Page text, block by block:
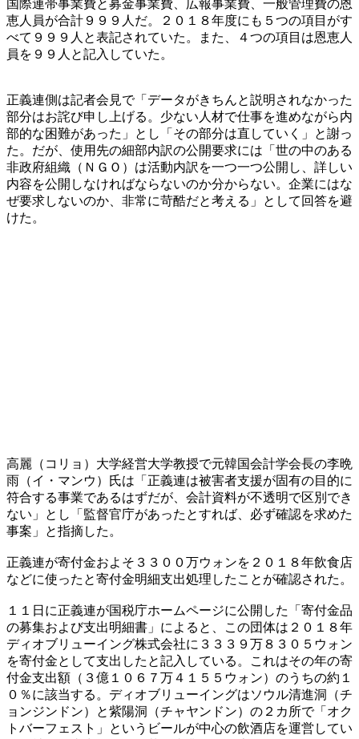
国際連帯事業費と募金事業費、広報事業費、一般管理費の恩
恵人員が合計９９９人だ。２０１８年度にも５つの項目がす
べて９９９人と表記されていた。また、４つの項目は恩恵人
員を９９人と記入していた。
正義連側は記者会見で「データがきちんと説明されなかった
部分はお詫び申し上げる。少ない人材で仕事を進めながら内
部的な困難があった」とし「その部分は直していく」と謝っ
た。だが、使用先の細部内訳の公開要求には「世の中のある
非政府組織（ＮＧＯ）は活動内訳を一つ一つ公開し、詳しい
内容を公開しなければならないのか分からない。企業にはな
ぜ要求しないのか、非常に苛酷だと考える」として回答を避
けた。
高麗（コリョ）大学経営大学教授で元韓国会計学会長の李晩
雨（イ・マンウ）氏は「正義連は被害者支援が固有の目的に
符合する事業であるはずだが、会計資料が不透明で区別でき
ない」とし「監督官庁があったとすれば、必ず確認を求めた
事案」と指摘した。
正義連が寄付金およそ３３００万ウォンを２０１８年飲食店
などに使ったと寄付金明細支出処理したことが確認された。
１１日に正義連が国税庁ホームページに公開した「寄付金品
の募集および支出明細書」によると、この団体は２０１８年
ディオブリューイング株式会社に３３３９万８３０５ウォン
を寄付金として支出したと記入している。これはその年の寄
付金支出額（３億１０６７万４１５５ウォン）のうちの約１
０％に該当する。ディオブリューイングはソウル清進洞（チ
ョンジンドン）と紫陽洞（チャヤンドン）の２カ所で「オク
トバーフェスト」というビールが中心の飲酒店を運営してい